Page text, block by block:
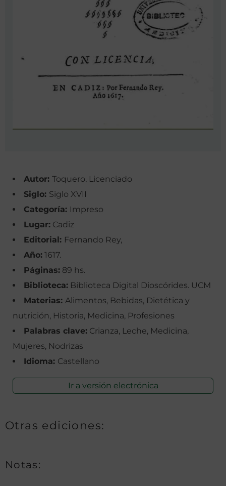
Autor: Toquero, Licenciado
Siglo: Siglo XVII
Categoría: Impreso
Lugar: Cadiz
Editorial: Fernando Rey,
Año: 1617.
Páginas: 89 hs.
Biblioteca: Biblioteca Digital Dioscórides. UCM
Materias: Alimentos, Bebidas, Dietética y
nutrición, Historia, Medicina, Profesiones
Palabras clave: Crianza, Leche, Medicina,
Mujeres, Nodrizas
Idioma: Castellano
Ir a versión electrónica
Otras ediciones:
Notas: